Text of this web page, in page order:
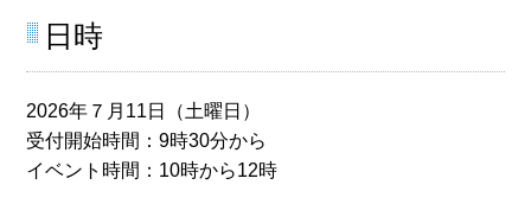
日時
2026年７月11日（土曜日）
受付開始時間：9時30分から
イベント時間：10時から12時